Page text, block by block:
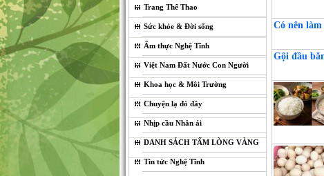
Trang Thể Thao
Sức khỏe & Đời sống
Ẩm thực Nghệ Tĩnh
Việt Nam Đất Nước Con Người
Khoa học & Môi Trường
Chuyện lạ đó đây
Nhịp cầu Nhân ái
DANH SÁCH TẤM LÒNG VÀNG
Tin tức Nghệ Tĩnh
Có nên
Gội đầu